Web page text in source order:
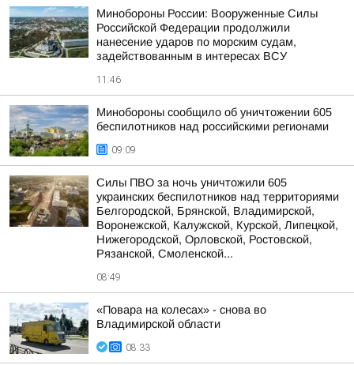
Минобороны России: Вооруженные Силы
Российской Федерации продолжили
нанесение ударов по морским судам,
задействованным в интересах ВСУ
11:46
Минобороны сообщило об уничтожении 605
беспилотников над российскими регионами
09:09
Силы ПВО за ночь уничтожили 605
украинских беспилотников над территориями
Белгородской, Брянской, Владимирской,
Воронежской, Калужской, Курской, Липецкой,
Нижегородской, Орловской, Ростовской,
Рязанской, Смоленской...
08:49
«Повара на колесах» - снова во
Владимирской области
08:33